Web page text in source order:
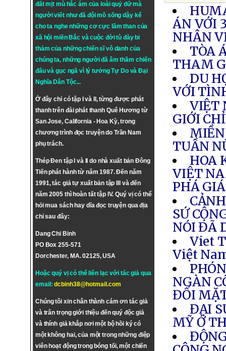
đất mịt mù hắc ám của loài quỷ dữ mà
người viết như đã đội mồ sống dậy kể
cho ta nghe những cơ cực lầm than của
xã hội miền Bắc và cuộc đời tù đày bi
thảm của những chiến sĩ vô danh của
chúng ta, những người đã âm thầm chiến
đấu và gục ngã vì lý tưởngTự DovàĐại
Nghĩa Dân Tộc...
Ở đây chỉ có tập I và II, từng được phát
thanh trên đài phát thanh Quê Hương từ
San Jose, California - Hoa Kỳ, trong
chương trình đọc truyện do Trần Nam
phụ trách.
Thép Đen tập I và II do nhà xuất bản Đông
Tiến phát hành từ năm 1987. Đến năm
1991, tác giả tự xuất bản tập III và đến
năm 2005 thì hoàn tất tập IV. Quý vị có thể
hỏi mua sách hay dĩa đọc truyện qua địa
chỉ sau đây:
Dang Chi Binh
PO Box 255-571
Dorchester, MA. 02125, USA
Hoặc quý vị có thể liên lạc với tác giả qua
email:dcbinh38@hotmail.com
Chúng tôi xin chân thành cám ơn tác giả
và trân trọng giới thiệu đến quý độc giả
và thính giả khắp nơi một bộ hồi ký có
một không hai, của một trong những điệp
viên hoạt động trong bóng tối, một chiến
ÁN VỚI
NHÂN
TÒA
THAM
DU
VỚI
VIỆT
GIỚI
TUẦN
HOA
VIỆT
PHÁ
SỨ
NÓI ĐÃ
Viet
Việt
NGÀN
ĐỐI
ĐẠI
MỸ Ở